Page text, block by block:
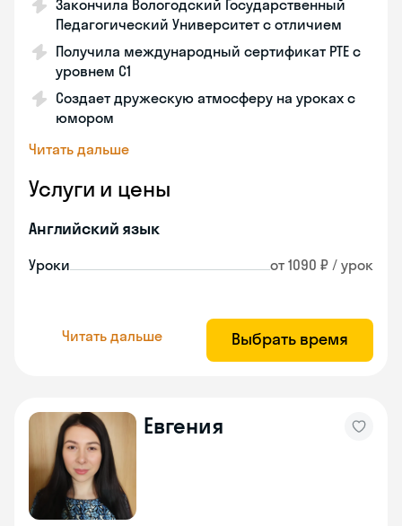
Закончила Вологодский Государственный
Педагогический Университет с отличием
Получила международный сертификат PTE с
уровнем C1
Создает дружескую атмосферу на уроках с
юмором
Читать дальше
Услуги и цены
Английский язык
Уроки от 1090 ₽ / урок
Читать дальше Выбрать время
Евгения